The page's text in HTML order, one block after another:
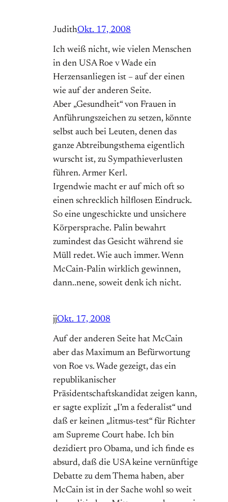
JudithOkt. 17, 2008
Ich weiß nicht, wie vielen Menschen
in den USA Roe v Wade ein
Herzensanliegen ist – auf der einen
wie auf der anderen Seite.
Aber „Gesundheit“ von Frauen in
Anführungszeichen zu setzen, könnte
selbst auch bei Leuten, denen das
ganze Abtreibungsthema eigentlich
wurscht ist, zu Sympathieverlusten
führen. Armer Kerl.
Irgendwie macht er auf mich oft so
einen schrecklich hilflosen Eindruck.
So eine ungeschickte und unsichere
Körpersprache. Palin bewahrt
zumindest das Gesicht während sie
Müll redet. Wie auch immer. Wenn
McCain-Palin wirklich gewinnen,
dann..nene, soweit denk ich nicht.
jjOkt. 17, 2008
Auf der anderen Seite hat McCain
aber das Maximum an Befürwortung
von Roe vs. Wade gezeigt, das ein
republikanischer
Präsidentschaftskandidat zeigen kann,
er sagte explizit „I’m a federalist“ und
daß er keinen „litmus-test“ für Richter
am Supreme Court habe. Ich bin
dezidiert pro Obama, und ich finde es
absurd, daß die USA keine vernünftige
Debatte zu dem Thema haben, aber
McCain ist in der Sache wohl so weit